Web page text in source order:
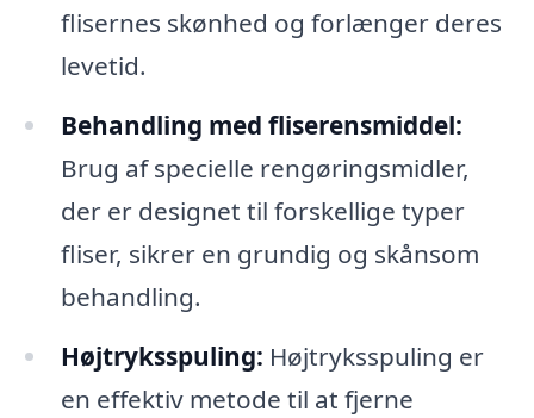
flisernes skønhed og forlænger deres
levetid.
Behandling med fliserensmiddel:
Brug af specielle rengøringsmidler,
der er designet til forskellige typer
fliser, sikrer en grundig og skånsom
behandling.
Højtryksspuling: Højtryksspuling er
en effektiv metode til at fjerne